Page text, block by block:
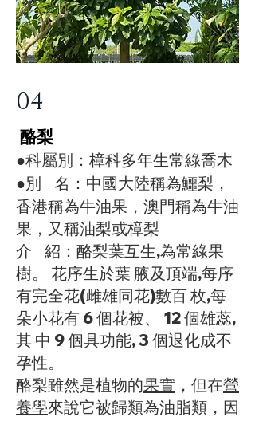
04
​ 酪梨
●科屬別：樟科多年生常綠喬木
​●別 名：中國大陸稱為鱷梨，
香港稱為牛油果，澳門稱為牛油
果，又稱油梨或樟梨
介 紹：酪梨葉互生,為常綠果
樹。 花序生於葉 腋及頂端,每序
有完全花(雌雄同花)數百 枚,每
朵小花有 6 個花被、 12 個雄蕊,
其 中 9 個具功能, 3 個退化成不
孕性。
酪梨雖然是植物的果實 ，但在營
養學來說它被歸類為油脂類，因